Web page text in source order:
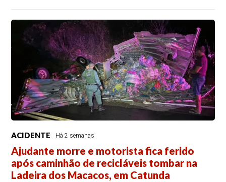
ACIDENTE Há 2 semanas
Ajudante morre e motorista fica ferido
após caminhão de recicláveis tombar na
Ladeira dos Macacos, em Catunda